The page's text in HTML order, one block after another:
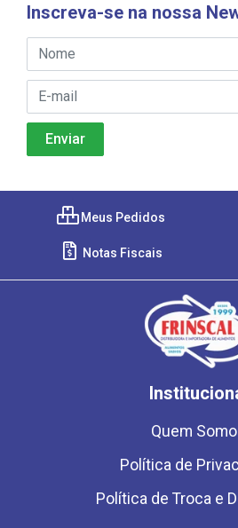
Inscreva-se na nossa
Meus Pedidos
Notas Fiscais
Quem
Política de
Política de Troca e